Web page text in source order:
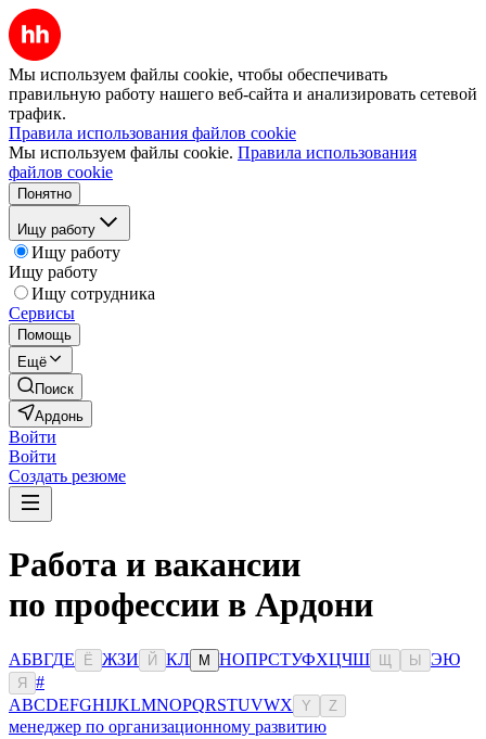
Мы используем файлы cookie, чтобы обеспечивать
правильную работу нашего веб-сайта и анализировать сетевой
трафик.
Правила использования файлов cookie
Мы используем файлы cookie. Правила использования
файлов cookie
Понятно
Ищу работу
Ищу работу
Ищу работу
Ищу сотрудника
Сервисы
Помощь
Ещё
Поиск
Ардонь
Войти
Войти
Создать резюме
Работа и вакансии
по профессии в Ардони
АБВГДЕ Ё ЖЗИ Й КЛ М НОПРСТУФХЦЧШ Ы ЭЮ
Я
#
ABCDEFGHIJKLMNOPQRSTUVWX Y Z
менеджер по организационному развитию